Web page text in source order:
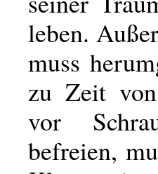
leben.
muss
zu Zeit
vor
befreien,